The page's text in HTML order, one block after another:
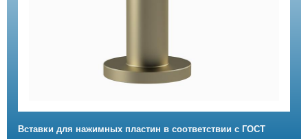
Вставки для нажимных пластин в соответствии с ГОСТ